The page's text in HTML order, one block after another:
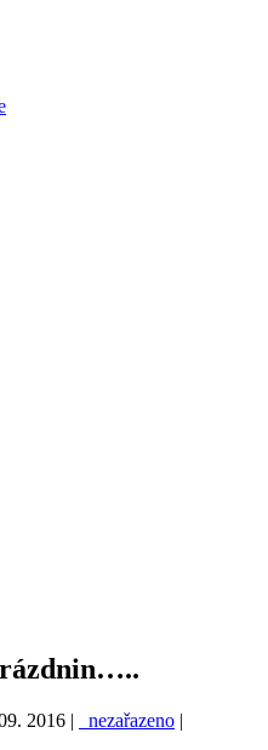
2016 | _nezařazeno |